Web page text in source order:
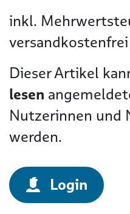
inkl.
versandkostenfrei
Dieser Artikel
lesen
Nutzerinnen und
werden.
Login